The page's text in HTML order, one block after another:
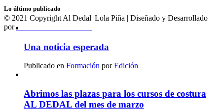
Lo último publicado
Una noticia esperada
Publicado en Formación porEdición
Abrimos las plazas para los cursos de costura
AL DEDAL del mes de marzo
© 2021 Copyright Al Dedal |Lola Piña | Diseñado y Desarrollado
porMasMediaCanarias.com